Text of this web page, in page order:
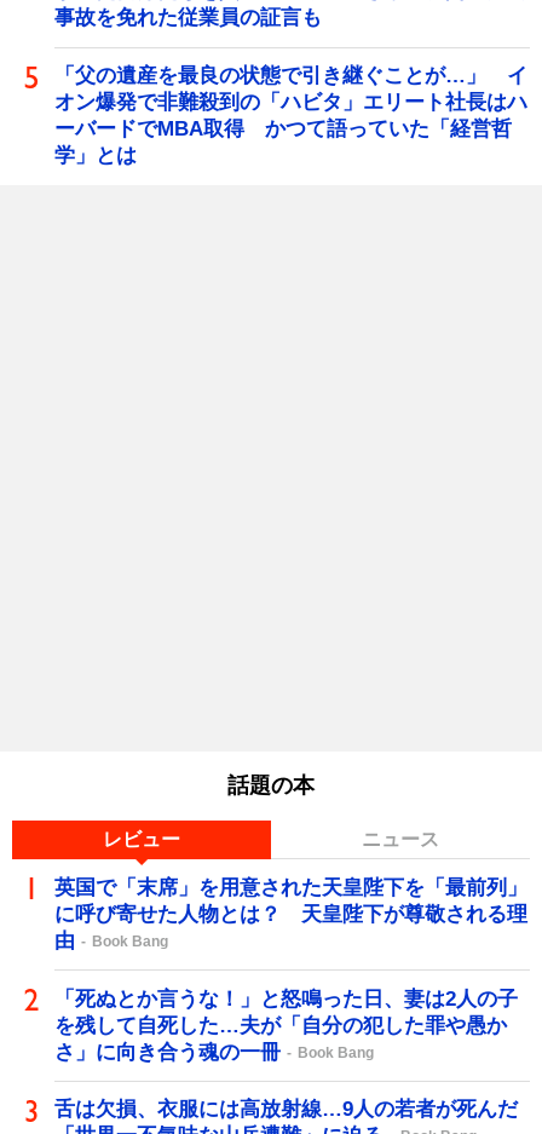
事故を免れた従業員の証言も
「父の遺産を最良の状態で引き継ぐことが…」 イ
オン爆発で非難殺到の「ハビタ」エリート社長はハ
ーバードでMBA取得 かつて語っていた「経営哲
学」とは
話題の本
レビュー ニュース
英国で「末席」を用意された天皇陛下を「最前列」
に呼び寄せた人物とは？ 天皇陛下が尊敬される理
由
Book Bang
「死ぬとか言うな！」と怒鳴った日、妻は2人の子
を残して自死した…夫が「自分の犯した罪や愚か
さ」に向き合う魂の一冊
Book Bang
舌は欠損、衣服には高放射線…9人の若者が死んだ